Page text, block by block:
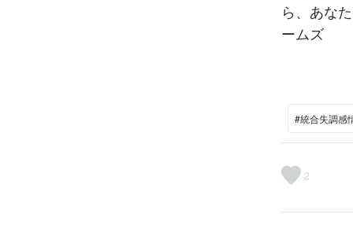
ら、あな
ームズ
#統合失調感
2